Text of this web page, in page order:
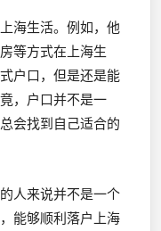
海生活。例如，他
等方式在上海生
户口，但是还是能
，户口并不是一
会找到自己适合的
人来说并不是一个
能够顺利落户上海